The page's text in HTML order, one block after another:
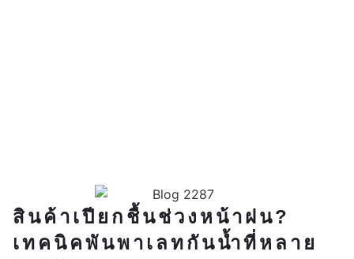
สินค้าเปียกชื้นช่วงหน้าฝน?
เทคนิคพันพาเลทกันน้ำที่หลาย